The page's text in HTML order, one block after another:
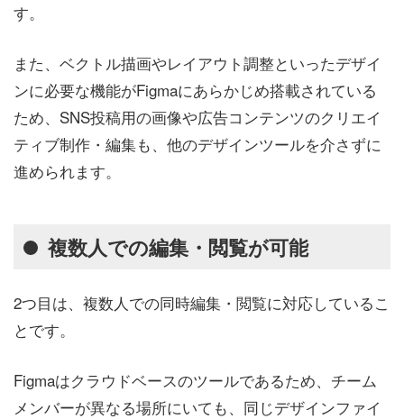
す。
また、ベクトル描画やレイアウト調整といったデザイ
ンに必要な機能がFigmaにあらかじめ搭載されている
ため、SNS投稿用の画像や広告コンテンツのクリエイ
ティブ制作・編集も、他のデザインツールを介さずに
進められます。
複数人での編集・閲覧が可能
2つ目は、複数人での同時編集・閲覧に対応しているこ
とです。
Figmaはクラウドベースのツールであるため、チーム
メンバーが異なる場所にいても、同じデザインファイ